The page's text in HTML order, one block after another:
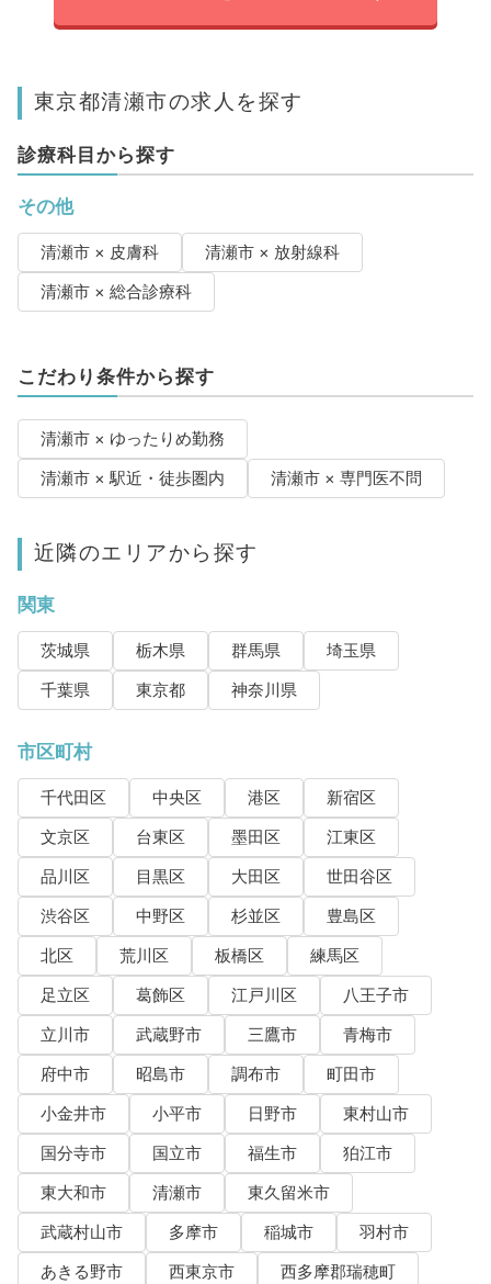
東京都清瀬市の求人を探す
診療科目から探す
その他
清瀬市 × 皮膚科
清瀬市 × 放射線科
清瀬市 × 総合診療科
こだわり条件から探す
清瀬市 × ゆったりめ勤務
清瀬市 × 駅近・徒歩圏内
清瀬市 × 専門医不問
近隣のエリアから探す
関東
茨城県 栃木県 群馬県
埼玉県
千葉県
東京都 神奈川県
市区町村
千代田区 中央区 港区
新宿区
文京区
台東区 墨田区
江東区
品川区
目黒区 大田区
世田谷区
渋谷区
中野区 杉並区
豊島区
北区
荒川区 板橋区
練馬区
足立区
葛飾区 江戸川区
八王子市
立川市
武蔵野市 三鷹市
青梅市
府中市
昭島市 調布市
町田市
小金井市
小平市 日野市
東村山市
国分寺市
国立市 福生市
狛江市
東大和市
清瀬市
東久留米市
武蔵村山市
多摩市 稲城市
羽村市
あきる野市
西東京市
西多摩郡瑞穂町